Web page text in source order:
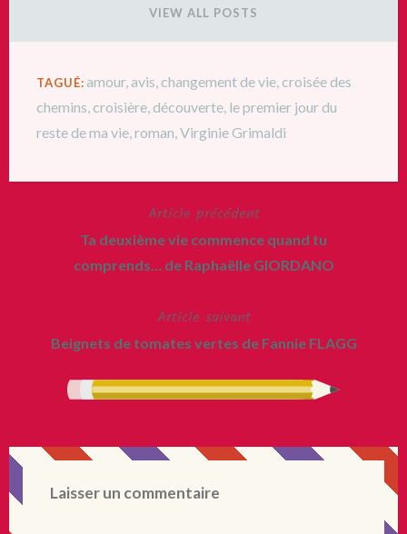
VIEW ALL POSTS
TAGUÉ: amour,avis ,changement de vie ,croisée des
chemins croisière découverte le premier jour du
reste de ma vie roman Virginie Grimaldi
Article précédent
Ta deuxième vie commence quand tu
comprends… de Raphaëlle GIORDANO
Article suivant
Beignets de tomates vertes de Fannie FLAGG
Laisser un commentaire